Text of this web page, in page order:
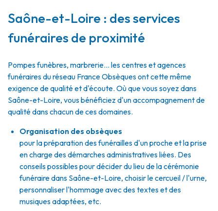
Saône-et-Loire : des services
funéraires de proximité
Pompes funèbres, marbrerie… les centres et agences
funéraires du réseau France Obsèques ont cette même
exigence de qualité et d'écoute. Où que vous soyez dans
Saône-et-Loire, vous bénéficiez d'un accompagnement de
qualité dans chacun de ces domaines.
Organisation des obsèques
pour la préparation des funérailles d'un proche et la prise
en charge des démarches administratives liées. Des
conseils possibles pour décider du lieu de la cérémonie
funéraire dans Saône-et-Loire, choisir le cercueil / l'urne,
personnaliser l'hommage avec des textes et des
musiques adaptées, etc.